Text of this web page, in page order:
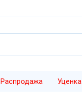
Распродажа Уценка